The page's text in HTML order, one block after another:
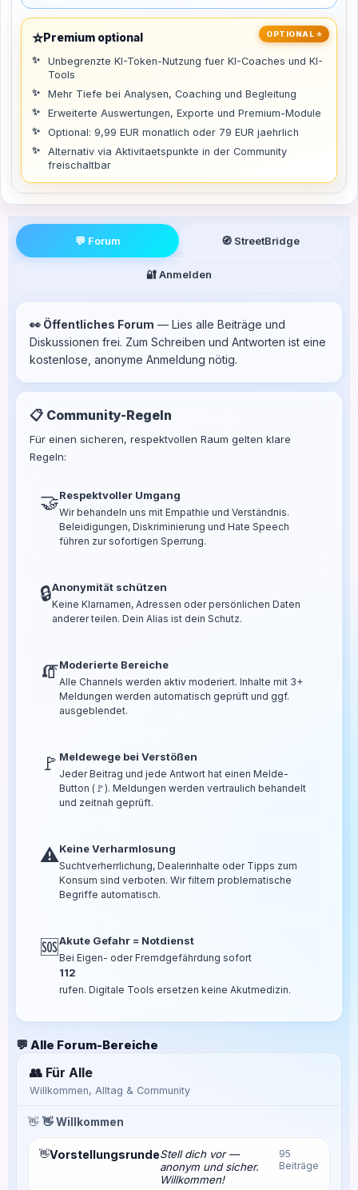
OPTIONAL ⭐
⭐Premium optional
Unbegrenzte KI-Token-Nutzung fuer KI-Coaches und KI-
Tools
Mehr Tiefe bei Analysen, Coaching und Begleitung
Erweiterte Auswertungen, Exporte und Premium-Module
Optional: 9,99 EUR monatlich oder 79 EUR jaehrlich
Alternativ via Aktivitaetspunkte in der Community
freischaltbar
💬 Forum 🧭 StreetBridge
🔐 Anmelden
👀 Öffentliches Forum — Lies alle Beiträge und
Diskussionen frei. Zum Schreiben und Antworten ist eine
kostenlose, anonyme Anmeldung nötig.
📋 Community-Regeln
Für einen sicheren, respektvollen Raum gelten klare
Regeln:
🤝Respektvoller Umgang
Wir behandeln uns mit Empathie und Verständnis.
Beleidigungen, Diskriminierung und Hate Speech
führen zur sofortigen Sperrung.
🔒Anonymität schützen
Keine Klarnamen, Adressen oder persönlichen Daten
anderer teilen. Dein Alias ist dein Schutz.
🧯Moderierte Bereiche
Alle Channels werden aktiv moderiert. Inhalte mit 3+
Meldungen werden automatisch geprüft und ggf.
ausgeblendet.
🚩 Meldewege bei Verstößen
Jeder Beitrag und jede Antwort hat einen Melde-
Button (🚩). Meldungen werden vertraulich behandelt
und zeitnah geprüft.
⚠️Keine Verharmlosung
Suchtverherrlichung, Dealerinhalte oder Tipps zum
Konsum sind verboten. Wir filtern problematische
Begriffe automatisch.
🆘Akute Gefahr = Notdienst
Bei Eigen- oder Fremdgefährdung sofort
112
rufen. Digitale Tools ersetzen keine Akutmedizin.
💬 Alle Forum-Bereiche
👥 Für Alle
Willkommen, Alltag & Community
👋 👋 Willkommen
👋VorstellungsrundeStell dich vor —
anonym und sicher.
Willkommen!
95
Beiträge